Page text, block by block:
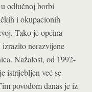
odlučnoj borbi
i okupacionih
Tako je općina
nerazvijene
Nažalost, od 1992-
istrijebljen već se
povodom danas je iz